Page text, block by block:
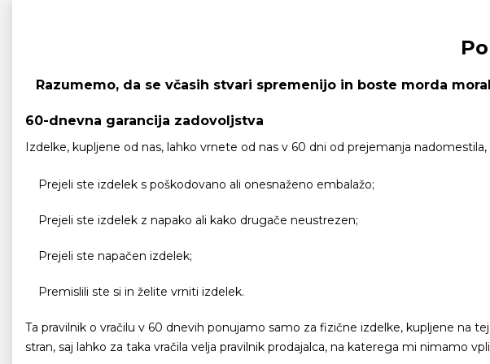
Razumemo, da se včasih stvari spremenijo in boste morda
60-dnevna garancija zadovoljstva
Izdelke, kupljene od nas, lahko vrnete od nas v 60 dni od prejemanja
Prejeli ste izdelek s poškodovano ali onesnaženo embalažo;
Prejeli ste izdelek z napako ali kako drugače neustrezen;
Prejeli ste napačen izdelek;
Premislili ste si in želite vrniti izdelek.
Ta pravilnik o vračilu v 60 dnevih ponujamo samo za fizične izdelke, kupljene na
stran, saj lahko za taka vračila velja pravilnik prodajalca, na katerega mi nimamo